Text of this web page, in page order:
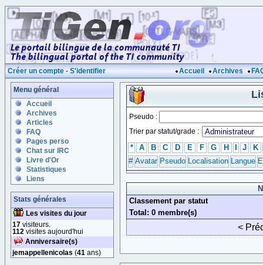
Créer un compte - S'identifier Accueil Archives
Menu général
Accueil
Archives
Articles
FAQ
Pages perso
Chat sur IRC
Livre d'Or
Statistiques
Liens
Stats générales
Les visites du jour
17 visiteurs.
112 visites aujourd'hui
Anniversaire(s)
jemappellenicolas (41 ans)
Pseudo :
Trier par statut/grade :
* A B C D E F G H J
K
# Avatar Pseudo Localisation Langue
Classement par statut
Total: 0 membre(s)
<